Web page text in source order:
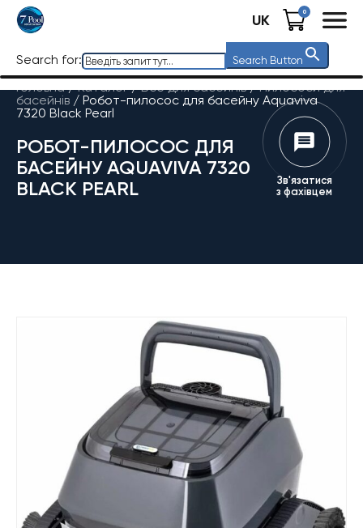
UK 0
Search for: Search Button
Головна / Каталог/Все для басейнів/Пилососи для
басейнів / Робот-пилосос для басейну Aquaviva
7320 Black Pearl
РОБОТ-ПИЛОСОС ДЛЯ
БАСЕЙНУ AQUAVIVA 7320
BLACK PEARL
Зв'язатися
з фахівцем